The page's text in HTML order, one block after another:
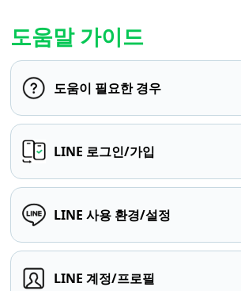
도움말 가이드
도움이 필요한 경우
LINE 로그인/가입
LINE 사용 환경/설정
LINE 계정/프로필